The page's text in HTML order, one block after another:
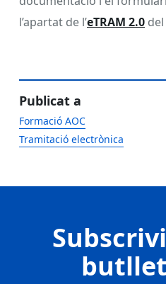
l’apartat de l’eTRAM 2.0
Publicat a
Formació AOC
Tramitació electrònica